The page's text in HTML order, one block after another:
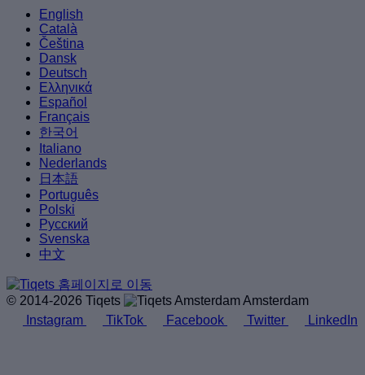
English
Català
Čeština
Dansk
Deutsch
Ελληνικά
Español
Français
한국어
Italiano
Nederlands
日本語
Português
Polski
Русский
Svenska
中文
© 2014-2026 Tiqets
Amsterdam
Instagram
TikTok Facebook Twitter LinkedIn